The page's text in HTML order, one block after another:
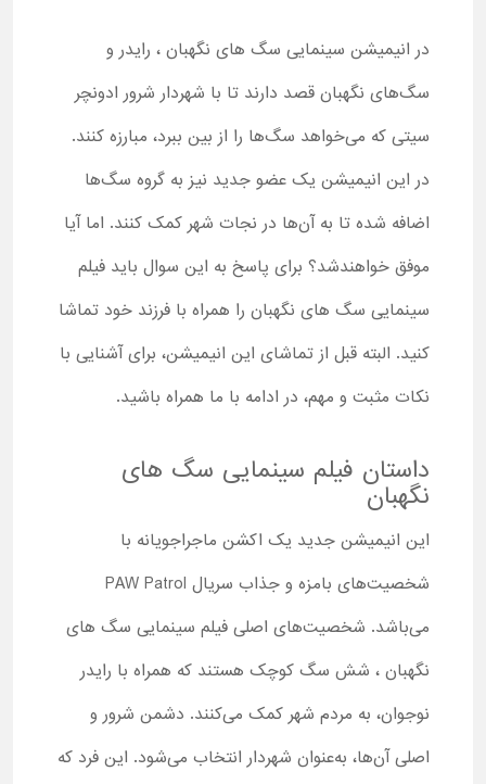
در انیمیشن سینمایی سگ های نگهبان ، رایدر و
سگ‌های نگهبان قصد دارند تا با شهردار شرور ادونچر
سیتی که می‌خواهد سگ‌ها را از بین ببرد، مبارزه کنند.
در این انیمیشن یک عضو جدید نیز به گروه سگ‌ها
اضافه شده تا به آن‌ها در نجات شهر کمک کنند. اما آیا
موفق خواهندشد؟ برای پاسخ به این سوال باید فیلم
سینمایی سگ های نگهبان را همراه با فرزند خود تماشا
کنید. البته قبل از تماشای این انیمیشن، برای آشنایی با
نکات مثبت و مهم، در ادامه با ما همراه باشید.
داستان فیلم سینمایی سگ های
نگهبان
این انیمیشن جدید یک اکشن ماجراجویانه با
شخصیت‌های بامزه و جذاب سریال PAW Patrol
می‌باشد. شخصیت‌های اصلی فیلم سینمایی سگ های
نگهبان ، شش سگ کوچک هستند که همراه با رایدر
نوجوان، به مردم شهر کمک می‌کنند. دشمن شرور و
اصلی آن‌ها، به‌عنوان شهردار انتخاب می‌شود. این فرد که